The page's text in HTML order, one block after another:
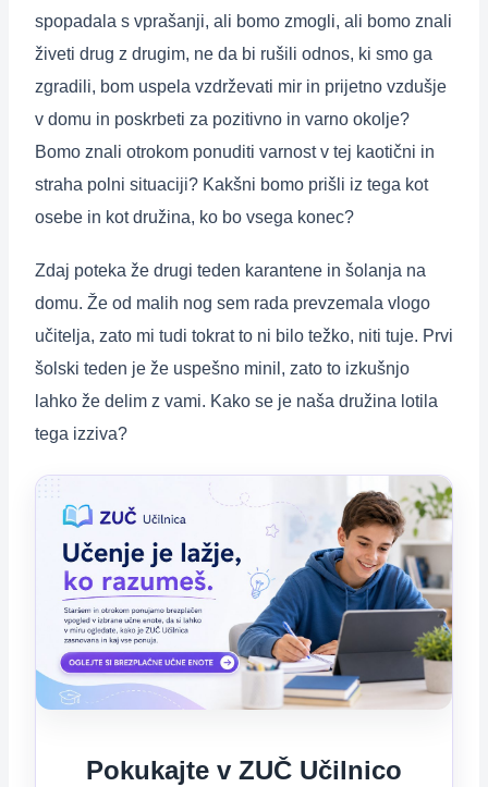
spopadala s vprašanji, ali bomo zmogli, ali bomo znali
živeti drug z drugim, ne da bi rušili odnos, ki smo ga
zgradili, bom uspela vzdrževati mir in prijetno vzdušje
v domu in poskrbeti za pozitivno in varno okolje?
Bomo znali otrokom ponuditi varnost v tej kaotični in
straha polni situaciji? Kakšni bomo prišli iz tega kot
osebe in kot družina, ko bo vsega konec?
Zdaj poteka že drugi teden karantene in šolanja na
domu. Že od malih nog sem rada prevzemala vlogo
učitelja, zato mi tudi tokrat to ni bilo težko, niti tuje. Prvi
šolski teden je že uspešno minil, zato to izkušnjo
lahko že delim z vami. Kako se je naša družina lotila
tega izziva?
Pokukajte v ZUČ Učilnico